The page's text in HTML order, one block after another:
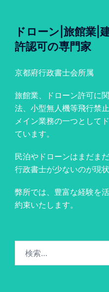
ドローン|旅館業|
許認可の専門家
京都府行政書士会所属
旅館業、ドローン許可に
法、小型無人機等飛行禁
メイン業務の一つとして
ています。
民泊やドローンはまだま
行政書士が少ないのが現状
弊所では、豊富な経験を
約束いたします。